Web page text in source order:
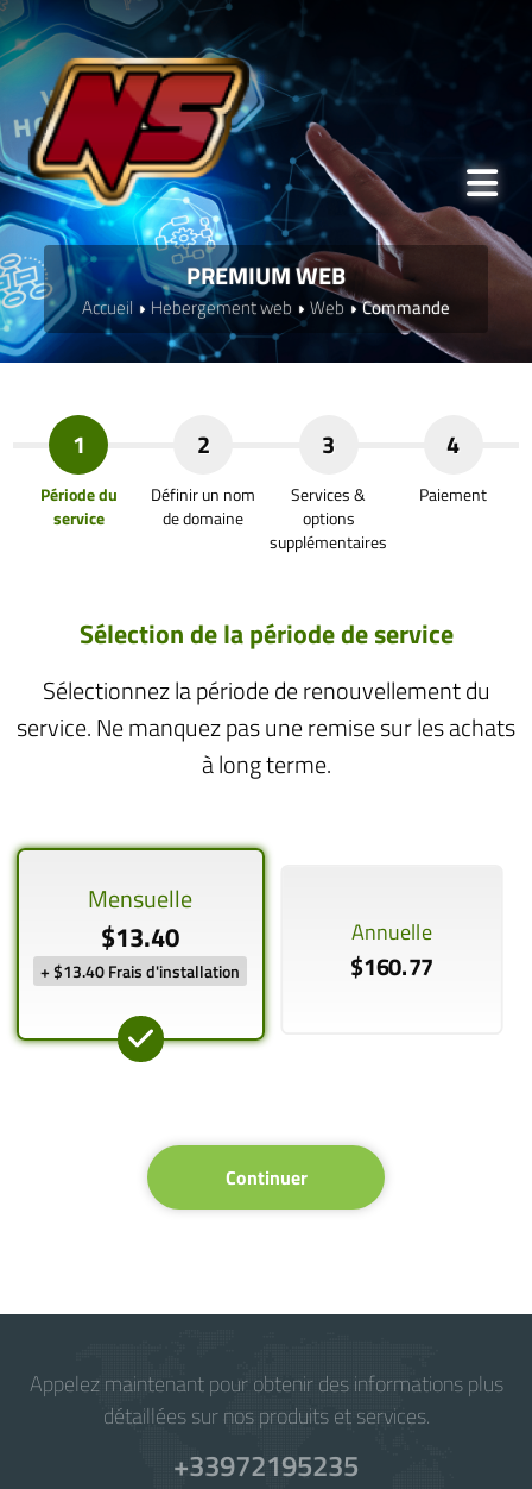
PREMIUM WEB
Accueil Hebergement web Web Commande
1
Période du
service
2
Définir un nom
de domaine
3
Services &
options
supplémentaires
4
Paiement
Sélection de la période de service
Sélectionnez la période de renouvellement du
service. Ne manquez pas une remise sur les achats
à long terme.
Mensuelle
$13.40
+ $13.40 Frais d'installation
Annuelle
$160.77
Continuer
Appelez maintenant pour obtenir des informations plus
détaillées sur nos produits et services.
+33972195235